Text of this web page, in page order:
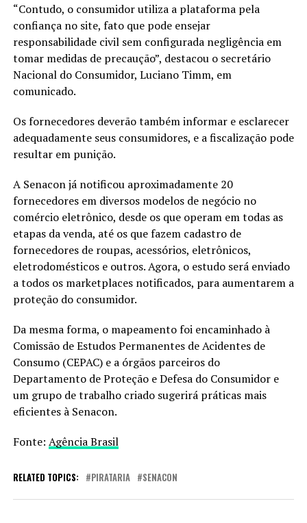
“Contudo, o consumidor utiliza a plataforma pela
confiança no site, fato que pode ensejar
responsabilidade civil sem configurada negligência em
tomar medidas de precaução”, destacou o secretário
Nacional do Consumidor, Luciano Timm, em
comunicado.
Os fornecedores deverão também informar e esclarecer
adequadamente seus consumidores, e a fiscalização pode
resultar em punição.
A Senacon já notificou aproximadamente 20
fornecedores em diversos modelos de negócio no
comércio eletrônico, desde os que operam em todas as
etapas da venda, até os que fazem cadastro de
fornecedores de roupas, acessórios, eletrônicos,
eletrodomésticos e outros. Agora, o estudo será enviado
a todos os marketplaces notificados, para aumentarem a
proteção do consumidor.
Da mesma forma, o mapeamento foi encaminhado à
Comissão de Estudos Permanentes de Acidentes de
Consumo (CEPAC) e a órgãos parceiros do
Departamento de Proteção e Defesa do Consumidor e
um grupo de trabalho criado sugerirá práticas mais
eficientes à Senacon.
Fonte: Agência Brasil
RELATED TOPICS: PIRATARIA SENACON